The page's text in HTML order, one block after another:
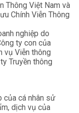
Thông Việt Nam và
Chính Viễn Thông
nghiệp do
ty con của
vụ Viễn thông
Truyền thông
của cá nhân sử
dịch vụ của